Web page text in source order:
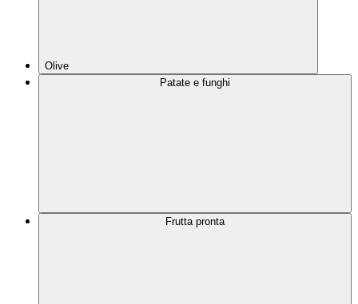
Olive
Patate e funghi
Frutta pronta